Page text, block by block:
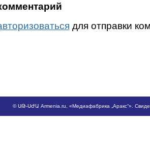
для отправки
©ՍԹ-ՍԺԱ Armenia.ru , «Медиафабрика „Аракс“».